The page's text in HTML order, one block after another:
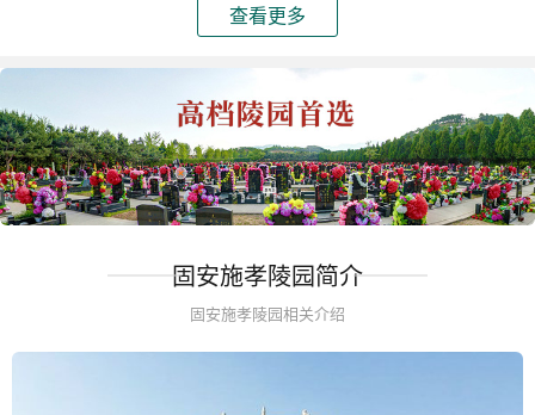
查看更多
固安施孝陵园简介
固安施孝陵园相关介绍